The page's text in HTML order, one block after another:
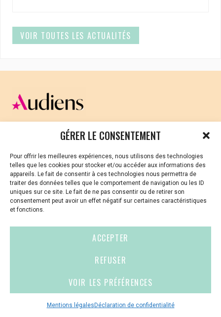
GÉRER LE CONSENTEMENT
Pour offrir les meilleures expériences, nous utilisons des technologies
telles que les cookies pour stocker et/ou accéder aux informations des
appareils. Le fait de consentir à ces technologies nous permettra de
traiter des données telles que le comportement de navigation ou les ID
uniques sur ce site. Le fait de ne pas consentir ou de retirer son
consentement peut avoir un effet négatif sur certaines caractéristiques
et fonctions.
ACCEPTER
REFUSER
VOIR LES PRÉFÉRENCES
Mentions légales Déclaration de confidentialité
VOIR TOUTES LES ACTUALITÉS
CELLULE D’ÉCOUTE ET DE SOUTIEN PSYCHOLOGIQUE ET
Vous avez été témoin ou vous êtes victime de VSS ? Ou
vous êtes référent·es harcèlement en besoin de soutien
ou d’informations ?
01 87 20 30 90
violences-sexuelles-culture@audiens.org
Espace
presse
Mentions
légales